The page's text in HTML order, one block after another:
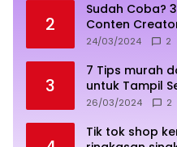
2
Sudah Coba?
Conten
24/03/2024 2
3
7 Tips murah
untuk Tampil
26/03/2024 2
Tik tok shop